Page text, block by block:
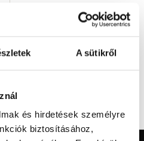
A sütikről
és hirdetések személyre
biztosításához,